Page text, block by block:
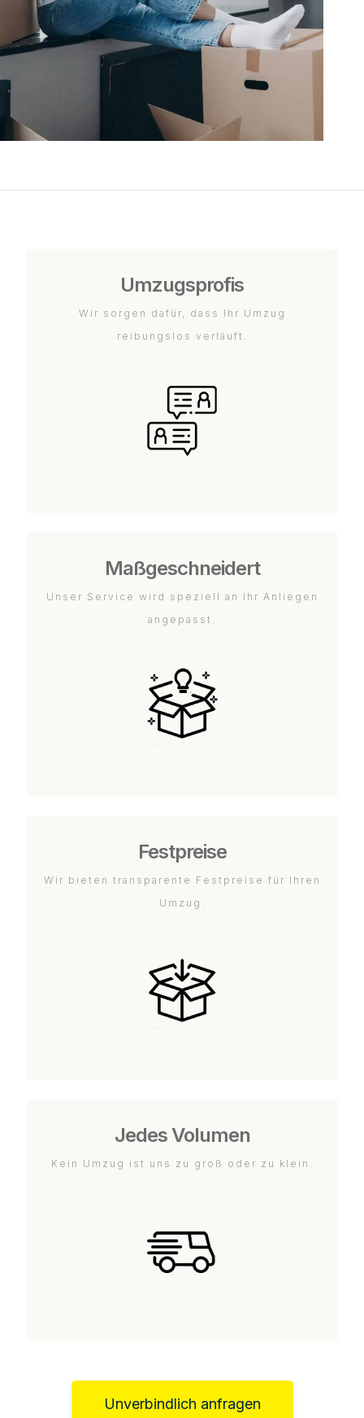
Umzugsprofis
Wir sorgen dafür, dass Ihr Umzug
reibungslos verläuft.
Maßgeschneidert
Unser Service wird speziell an Ihr Anliegen
angepasst.
Festpreise
Wir bieten transparente Festpreise für Ihren
Umzug.
Jedes Volumen
Kein Umzug ist uns zu groß oder zu klein.
Unverbindlich anfragen